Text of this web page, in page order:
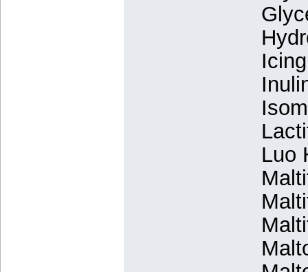
Luo